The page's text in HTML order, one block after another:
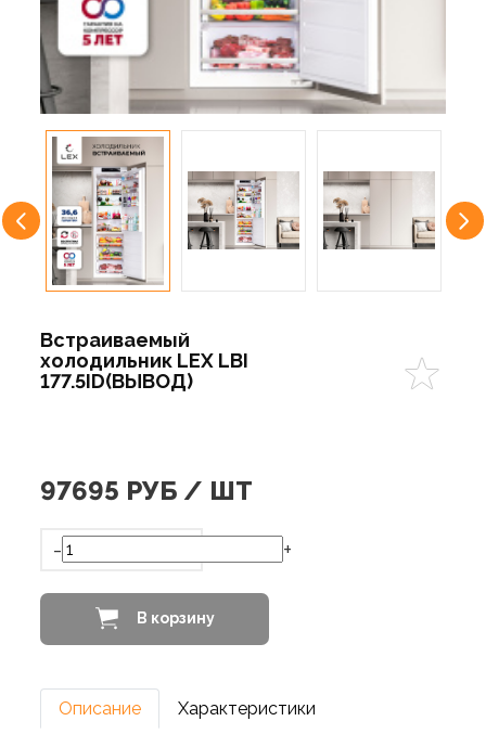
Встраиваемый
холодильник LEX LBI
177.5ID(ВЫВОД)
97695 РУБ / ШТ
- +
В корзину
Описание Характеристики